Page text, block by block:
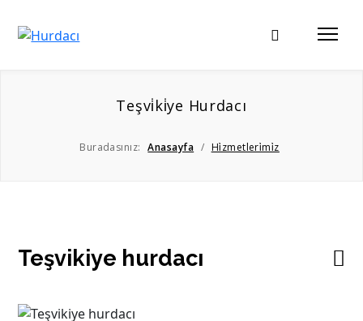
Teşvi̇ki̇ye Hurdacı
Buradasınız: Anasayfa / Hi̇zmetleri̇mi̇z
Teşvikiye hurdacı